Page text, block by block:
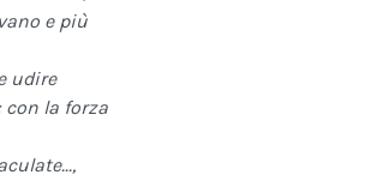
e più
udire
la forza